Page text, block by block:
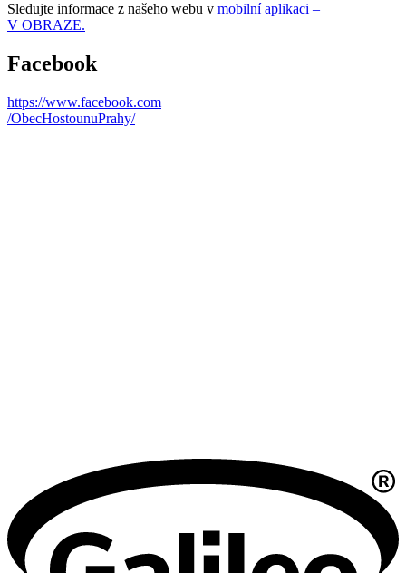
Sledujte informace z našeho webu v mobilní aplikaci –
V OBRAZE.
Facebook
https://www.facebook.com
/ObecHostounuPrahy/